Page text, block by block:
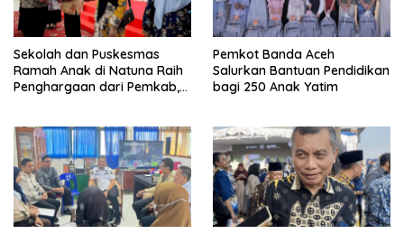
Sekolah dan Puskesmas
Ramah Anak di Natuna Raih
Penghargaan dari Pemkab,
Pemkot Banda Aceh
Salurkan Bantuan Pendidikan
bagi 250 Anak Yatim